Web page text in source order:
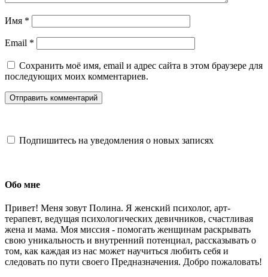
Имя *
Email *
Сохранить моё имя, email и адрес сайта в этом браузере для
последующих моих комментариев.
Подпишитесь на уведомления о новых записях
Обо мне
Привет! Меня зовут Полина. Я женский психолог, арт-
терапевт, ведущая психологических девичников, счастливая
жена и мама. Моя миссия - помогать женщинам раскрывать
свою уникальность и внутренний потенциал, рассказывать о
том, как каждая из нас может научиться любить себя и
следовать по пути своего Предназначения. Добро пожаловать!